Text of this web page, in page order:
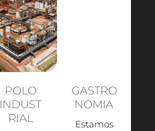
POLO
INDUST
RIAL
GASTRO
NOMIA
Estamos